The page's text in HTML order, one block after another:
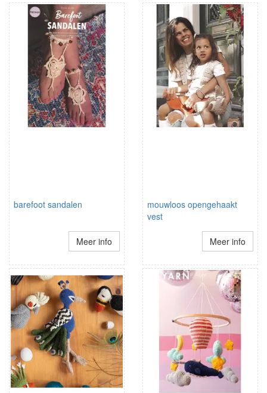
barefoot sandalen
Meer info
mouwloos opengehaakt
vest
Meer info